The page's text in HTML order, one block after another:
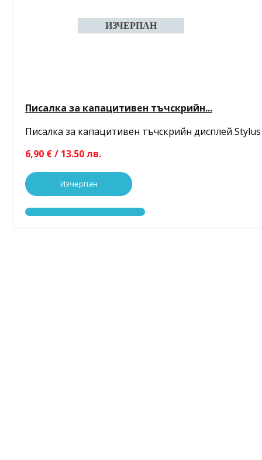
Писалка за капацитивен тъчскрийн...
Писалка за капацитивен тъчскрийн дисплей Stylus
6,90 € / 13.50 лв.
Изчерпан